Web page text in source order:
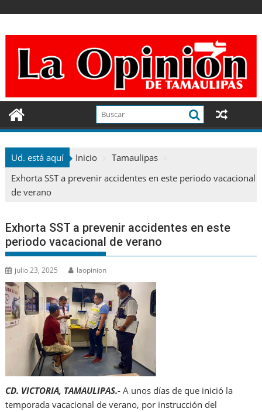
contenido
Ud. está aquí Inicio
Tamaulipas
Exhorta SST a prevenir accidentes en este periodo vacacional
de verano
Exhorta SST a prevenir accidentes en este
periodo vacacional de verano
julio 23, 2025 laopinion
CD. VICTORIA, TAMAULIPAS.- A unos días de que inició la
temporada vacacional de verano, por instrucción del